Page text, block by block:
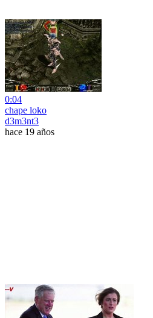
0:04
chape loko
d3m3nt3
hace 19 años